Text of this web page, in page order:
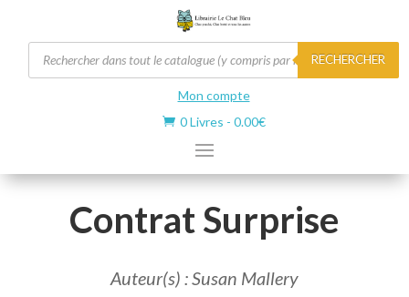
Recherche
de
produits
RECHERCHER
Mon compte
 0 Livres - 0.00€
Contrat Surprise
Auteur(s) : Susan Mallery